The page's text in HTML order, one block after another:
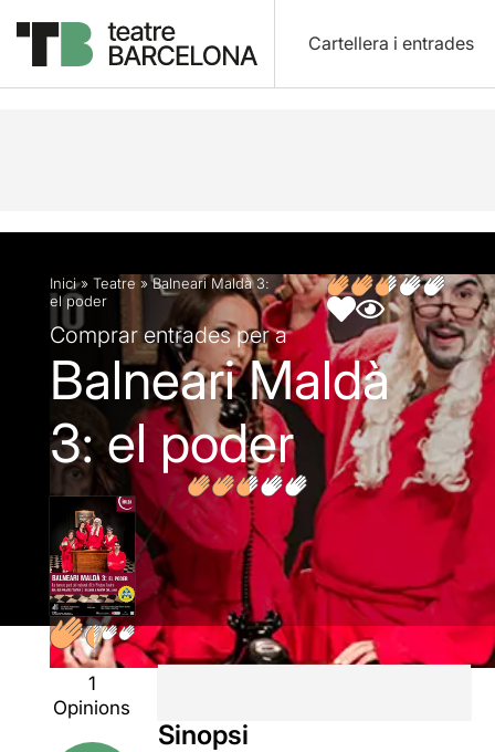
Cartellera i entrades
Descripció Fitxa artística Opinions
Inici» Teatre »Balneari Maldà 3:
el poder
Comprar entrades per a
Balneari Maldà
3: el poder
1
Opinions
Sinopsi